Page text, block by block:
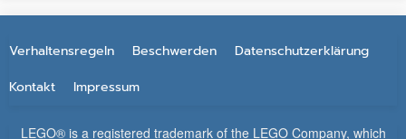
Verhaltensregeln Beschwerden
Datenschutzerklärung
Kontakt
Impressum
LEGO® is a registered trademark of the LEGO Company, which